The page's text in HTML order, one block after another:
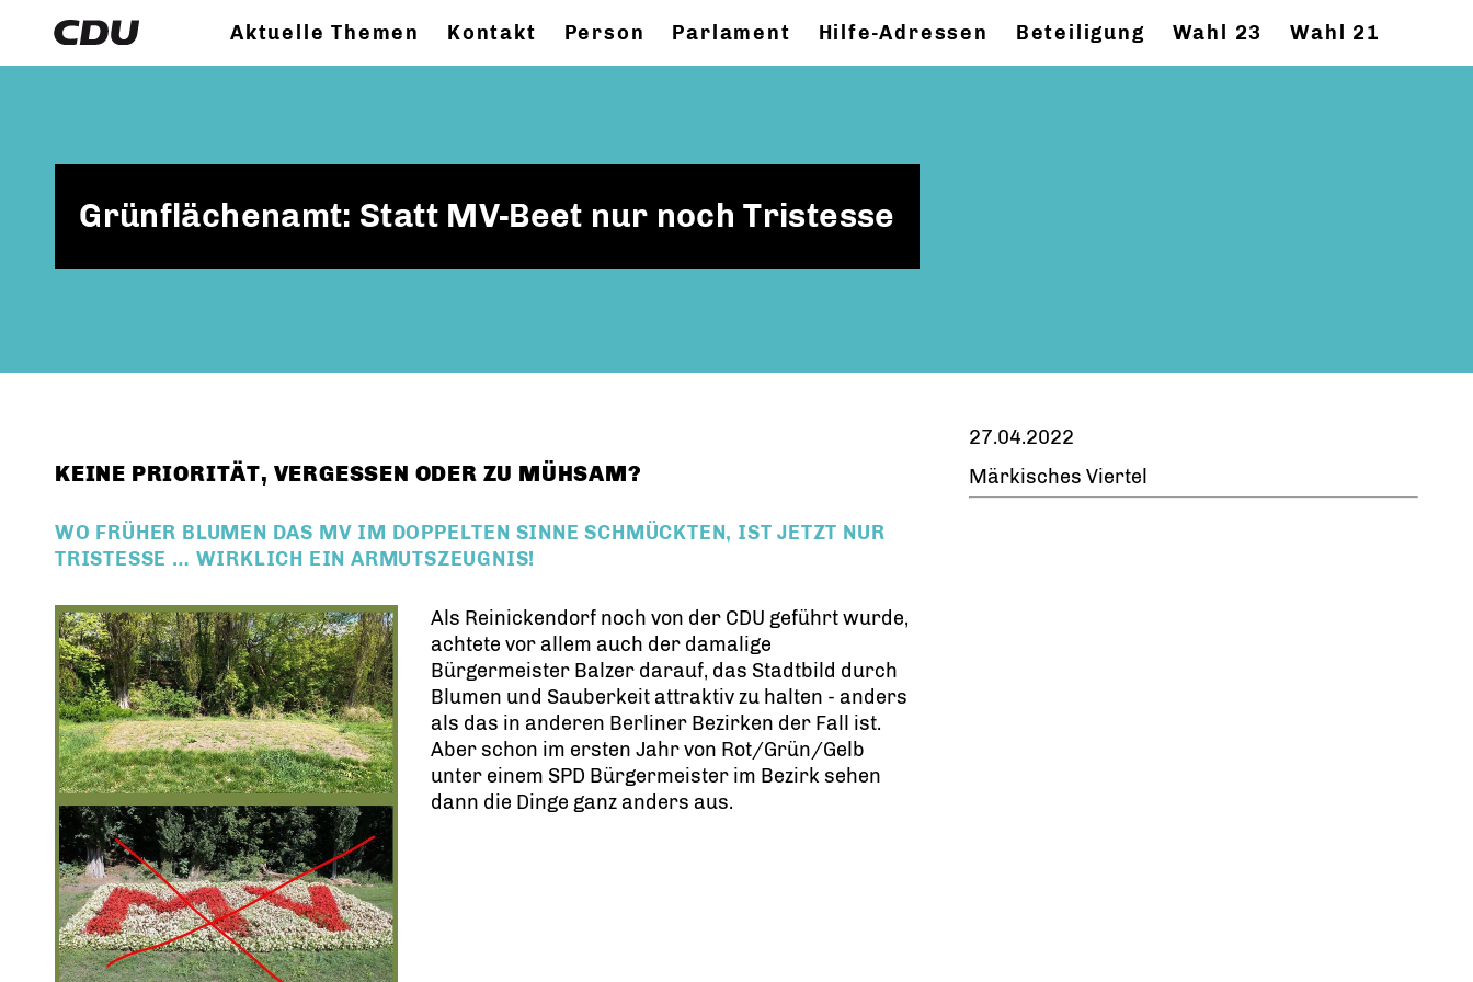
Aktuelle Themen Kontakt Person Parlament Hilfe-Adressen Beteiligung Wahl 23 Wahl 21
Grünflächenamt: Statt MV-Beet nur noch Tristesse
KEINE PRIORITÄT, VERGESSEN ODER ZU MÜHSAM?
WO FRÜHER BLUMEN DAS MV IM DOPPELTEN SINNE SCHMÜCKTEN, IST JETZT NUR
TRISTESSE … WIRKLICH EIN ARMUTSZEUGNIS!
Als Reinickendorf noch von der CDU geführt wurde,
achtete vor allem auch der damalige
Bürgermeister Balzer darauf, das Stadtbild durch
Blumen und Sauberkeit attraktiv zu halten - anders
als das in anderen Berliner Bezirken der Fall ist.
Aber schon im ersten Jahr von Rot/Grün/Gelb
unter einem SPD Bürgermeister im Bezirk sehen
dann die Dinge ganz anders aus.
27.04.2022
Märkisches Viertel